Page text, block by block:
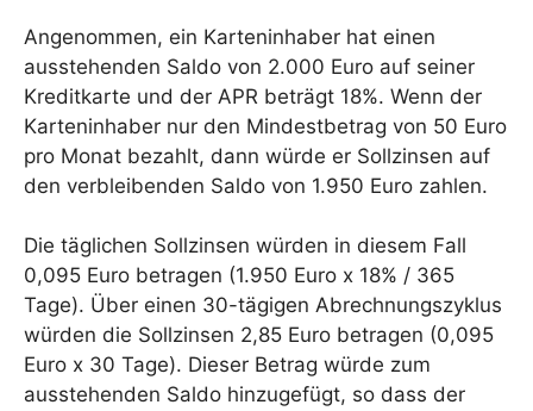
Angenommen, ein Karteninhaber hat einen
ausstehenden Saldo von 2.000 Euro auf seiner
Kreditkarte und der APR beträgt 18%. Wenn der
Karteninhaber nur den Mindestbetrag von 50 Euro
pro Monat bezahlt, dann würde er Sollzinsen auf
den verbleibenden Saldo von 1.950 Euro zahlen.
Die täglichen Sollzinsen würden in diesem Fall
0,095 Euro betragen (1.950 Euro x 18% / 365
Tage). Über einen 30-tägigen Abrechnungszyklus
würden die Sollzinsen 2,85 Euro betragen (0,095
Euro x 30 Tage). Dieser Betrag würde zum
ausstehenden Saldo hinzugefügt, so dass der